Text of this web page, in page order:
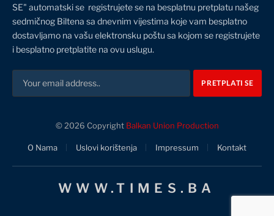
SE" automatski se registrujete se na besplatnu pretplatu našeg
sedmičnog Biltena sa dnevnim vijestima koje vam besplatno
dostavljamo na vašu elektronsku poštu sa kojom se registrujete
i besplatno pretplatite na ovu uslugu.
© 2026 Copyright Balkan Union Production
O Nama Uslovi korištenja Impressum Kontakt
WWW.TIMES.BA